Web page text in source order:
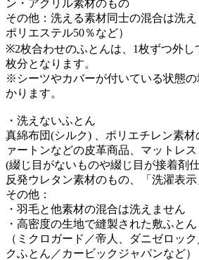
ン・アクリル素材のもの
その他：洗える素材同士の混合は洗え
ポリエステル50％など）
※2枚合わせのふとんは、1枚ずつ外し
枚分となります。
※シーツやカバーが付いている状態
かります。
・洗えないふとん
真綿布団(シルク) 、ポリエチレン素
ァートンなどの皮革商品、マットレ
(綴じ目がないものや綴じ目が接着剤
反発ウレタン素材のもの、「洗濯表
その他：
・羽毛と他素材の混合は洗えません
・高密度の生地で縫製された敷ふとん
（ミクロガード／帝人、ダニゼロッ
クふとん／カービックジャパンなど）